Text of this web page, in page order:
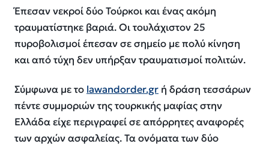
Έπεσαν νεκροί δύο Τούρκοι και ένας ακόμη
τραυματίστηκε βαριά. Οι τουλάχιστον 25
πυροβολισμοί έπεσαν σε σημείο με πολύ κίνηση
και από τύχη δεν υπήρξαν τραυματισμοί πολιτών.
Σύμφωνα με το lawandorder.gr ή δράση τεσσάρων
πέντε συμμοριών της τουρκικής μαφίας στην
Ελλάδα είχε περιγραφεί σε απόρρητες αναφορές
των αρχών ασφαλείας. Τα ονόματα των δύο